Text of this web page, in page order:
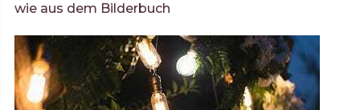
wie aus dem Bilderbuch